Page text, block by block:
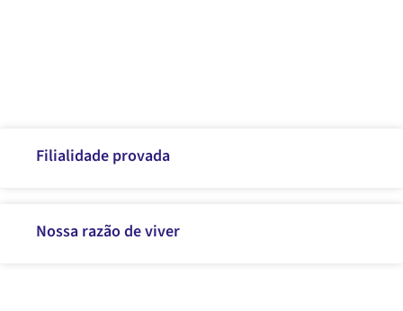
Filialidade provada
Nossa razão de viver